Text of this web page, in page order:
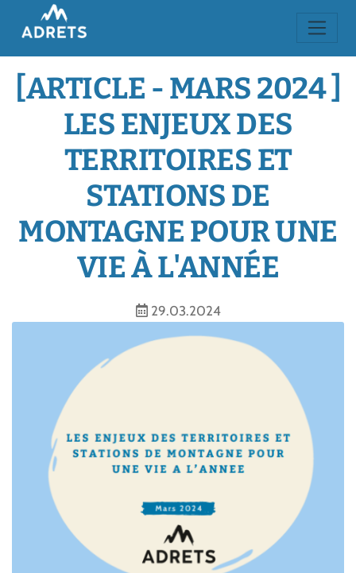
[ARTICLE - MARS 2024 ]
LES ENJEUX DES
TERRITOIRES ET
STATIONS DE
MONTAGNE POUR UNE
VIE À L'ANNÉE
29.03.2024